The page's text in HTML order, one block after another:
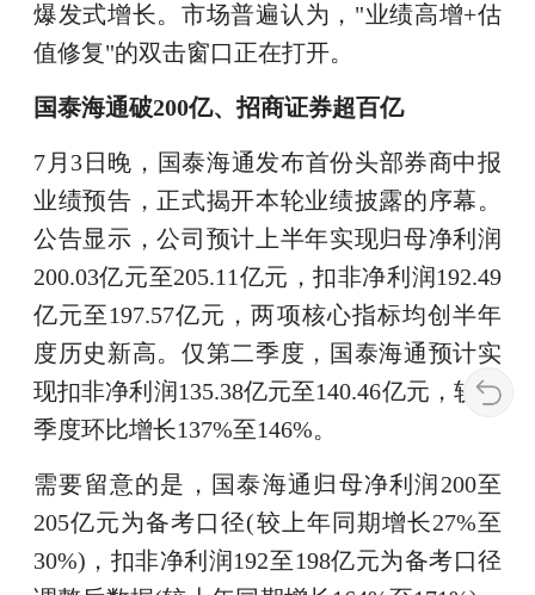
爆发式增长。市场普遍认为，"业绩高增+估
值修复"的双击窗口正在打开。
国泰海通破200亿、招商证券超百亿
7月3日晚，国泰海通发布首份头部券商中报
业绩预告，正式揭开本轮业绩披露的序幕。
公告显示，公司预计上半年实现归母净利润
200.03亿元至205.11亿元，扣非净利润192.49
亿元至197.57亿元，两项核心指标均创半年
度历史新高。仅第二季度，国泰海通预计实
现扣非净利润135.38亿元至140.46亿元，较一
季度环比增长137%至146%。
需要留意的是，国泰海通归母净利润200至
205亿元为备考口径(较上年同期增长27%至
30%)，扣非净利润192至198亿元为备考口径